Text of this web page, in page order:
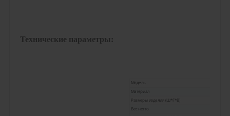
Технические параметры:
Модель
Материал
Размеры изделия (Ш*Г*В)
Вес нетто